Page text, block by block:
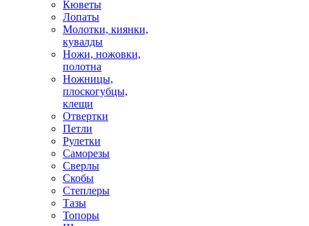
Кюветы
Лопаты
Молотки, киянки,
кувалды
Ножи, ножовки,
полотна
Ножницы,
плоскогубцы,
клещи
Отвертки
Петли
Рулетки
Саморезы
Сверлы
Скобы
Степлеры
Тазы
Топоры